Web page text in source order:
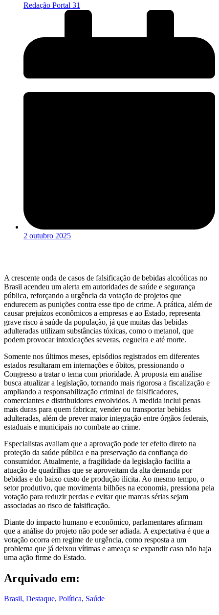
Redação Portal 31
2 outubro 2025
A crescente onda de casos de falsificação de bebidas alcoólicas no
Brasil acendeu um alerta em autoridades de saúde e segurança
pública, reforçando a urgência da votação de projetos que
endurecem as punições contra esse tipo de crime. A prática, além de
causar prejuízos econômicos a empresas e ao Estado, representa
grave risco à saúde da população, já que muitas das bebidas
adulteradas utilizam substâncias tóxicas, como o metanol, que
podem provocar intoxicações severas, cegueira e até morte.
Somente nos últimos meses, episódios registrados em diferentes
estados resultaram em internações e óbitos, pressionando o
Congresso a tratar o tema com prioridade. A proposta em análise
busca atualizar a legislação, tornando mais rigorosa a fiscalização e
ampliando a responsabilização criminal de falsificadores,
comerciantes e distribuidores envolvidos. A medida inclui penas
mais duras para quem fabricar, vender ou transportar bebidas
adulteradas, além de prever maior integração entre órgãos federais,
estaduais e municipais no combate ao crime.
Especialistas avaliam que a aprovação pode ter efeito direto na
proteção da saúde pública e na preservação da confiança do
consumidor. Atualmente, a fragilidade da legislação facilita a
atuação de quadrilhas que se aproveitam da alta demanda por
bebidas e do baixo custo de produção ilícita. Ao mesmo tempo, o
setor produtivo, que movimenta bilhões na economia, pressiona pela
votação para reduzir perdas e evitar que marcas sérias sejam
associadas ao risco de falsificação.
Diante do impacto humano e econômico, parlamentares afirmam
que a análise do projeto não pode ser adiada. A expectativa é que a
votação ocorra em regime de urgência, como resposta a um
problema que já deixou vítimas e ameaça se expandir caso não haja
uma ação firme do Estado.
Arquivado em:
Brasil, Destaque, Política, Saúde